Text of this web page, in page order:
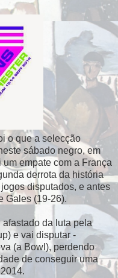
o que a selecção
sábado negro, em
empate com a França
derrota da história
disputados, e antes
Gales (19-26).
da luta pela
e vai disputar -
(a Bowl), perdendo
de conseguir uma